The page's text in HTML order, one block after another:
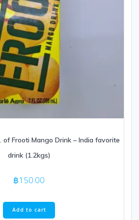
of Frooti Mango Drink – India favorite
drink (1.2kgs)
฿150.00
Add to cart